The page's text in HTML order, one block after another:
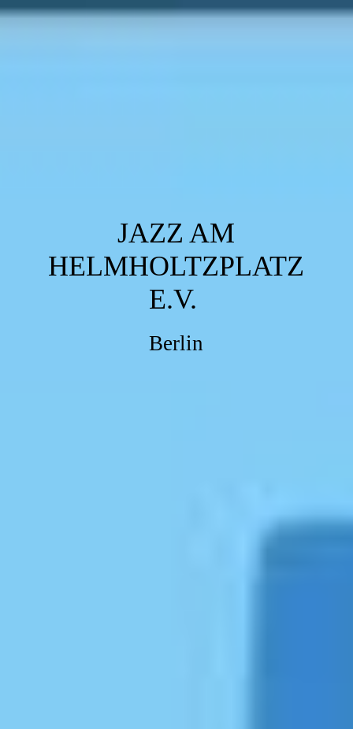
JAZZ AM
HELMHOLTZPLATZ
E.V.
Berlin